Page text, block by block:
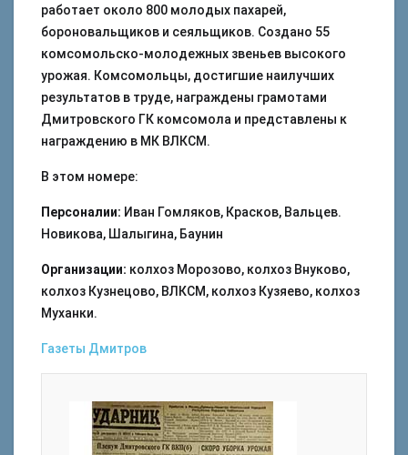
работает около 800 молодых пахарей,
бороновальщиков и сеяльщиков. Создано 55
комсомольско-молодежных звеньев высокого
урожая. Комсомольцы, достигшие наилучших
результатов в труде, награждены грамотами
Дмитровского ГК комсомола и представлены к
награждению в МК ВЛКСМ.
В этом номере:
Персоналии: Иван Гомляков, Красков, Вальцев.
Новикова, Шалыгина, Баунин
Организации: колхоз Морозово, колхоз Внуково,
колхоз Кузнецово, ВЛКСМ, колхоз Кузяево, колхоз
Муханки.
Газеты Дмитров